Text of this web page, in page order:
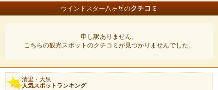
ウインドスター八ヶ岳のクチコミ
申し訳ありません。
こちらの観光スポットのクチコミが見つかりませんでした。
清里・大泉
人気スポットランキング